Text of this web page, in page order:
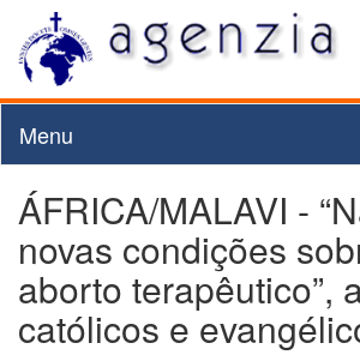
Menu
ÁFRICA/MALAVI -
novas condições
aborto terapêutico”,
católicos e